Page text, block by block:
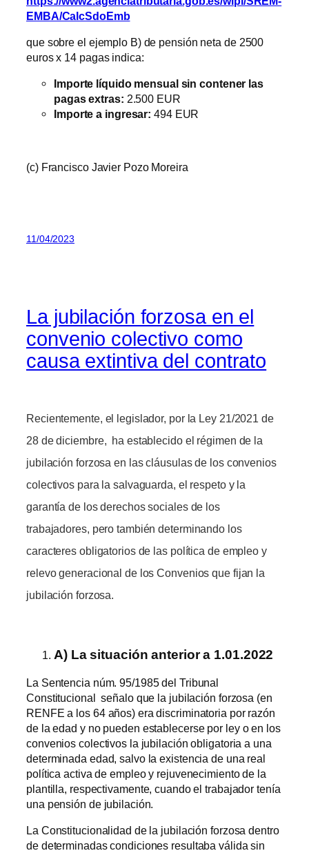
EMBA/CalcSdoEmb
que sobre el ejemplo B) de pensión neta de 2500
euros x 14 pagas indica:
Importe líquido mensual sin contener las
pagas extras: 2.500 EUR
Importe a ingresar: 494 EUR
(c) Francisco Javier Pozo Moreira
11/04/2023
La jubilación forzosa en el
convenio colectivo como
causa extintiva del contrato
Recientemente, el legislador, por la Ley 21/2021 de
28 de diciembre, ha establecido el régimen de la
jubilación forzosa en las cláusulas de los convenios
colectivos para la salvaguarda, el respeto y la
garantía de los derechos sociales de los
trabajadores, pero también determinando los
caracteres obligatorios de las política de empleo y
relevo generacional de los Convenios que fijan la
jubilación forzosa.
A) La situación anterior a 1.01.2022
La Sentencia núm. 95/1985 del Tribunal
Constitucional señalo que la jubilación forzosa (en
RENFE a los 64 años) era discriminatoria por razón
de la edad y no pueden establecerse por ley o en los
convenios colectivos la jubilación obligatoria a una
determinada edad, salvo la existencia de una real
política activa de empleo y rejuvenecimiento de la
plantilla, respectivamente, cuando el trabajador tenía
una pensión de jubilación.
La Constitucionalidad de la jubilación forzosa dentro
de determinadas condiciones resultaba válida sin